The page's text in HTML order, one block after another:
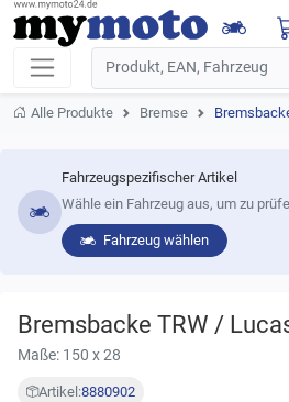
Alle Produkte Bremse
Fahrzeugspezifischer Artikel
Wähle ein Fahrzeug aus, um zu
Fahrzeug wählen
Bremsbacke TRW /
Maße: 150 x 28
Artikel:8880902